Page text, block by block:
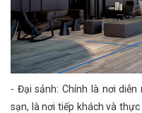
- Đại sảnh: Chính là nơi
sạn, là nơi tiếp khách và